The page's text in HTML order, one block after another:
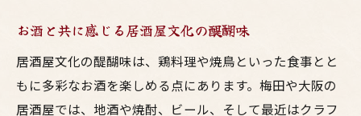
お酒と共に感じる居酒屋文化の醍醐味
居酒屋文化の醍醐味は、鶏料理や焼鳥といった食事とと
もに多彩なお酒を楽しめる点にあります。梅田や大阪の
居酒屋では、地酒や焼酎、ビール、そして最近はクラフ